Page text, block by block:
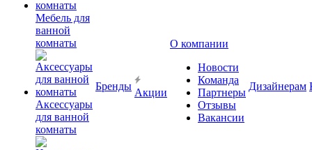
Мебель для
ванной
комнаты
Аксессуары
для ванной
комнаты
Бренды
Акции
О компании
Новости
Команда
Партнеры
Отзывы
Вакансии
Дизайнерам